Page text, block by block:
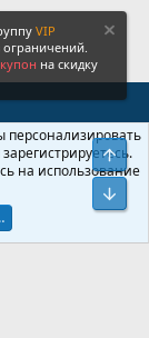
R
S
S
VIP
ограничений.
купон на скидку
персонализировать
на использование